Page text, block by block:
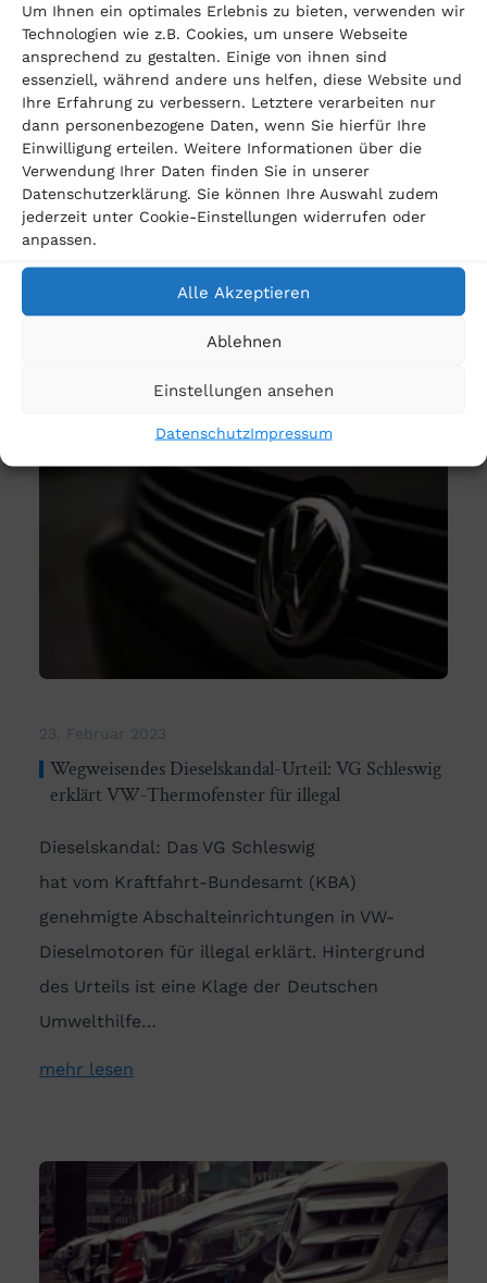
Um Ihnen ein optimales Erlebnis zu bieten, verwenden wir
Technologien wie z.B. Cookies, um unsere Webseite
ansprechend zu gestalten. Einige von ihnen sind
essenziell, während andere uns helfen, diese Website und
Ihre Erfahrung zu verbessern. Letztere verarbeiten nur
dann personenbezogene Daten, wenn Sie hierfür Ihre
Einwilligung erteilen. Weitere Informationen über die
Verwendung Ihrer Daten finden Sie in unserer
Datenschutzerklärung. Sie können Ihre Auswahl zudem
jederzeit unter Cookie-Einstellungen widerrufen oder
anpassen.
Alle Akzeptieren
Ablehnen
Einstellungen ansehen
DatenschutzImpressum
21. März 2023
EuGH urteilt im Dieselskandal: Mercedes-Benz
muss für „Thermofenster“ Schadensersatz leisten
Der Europäische Gerichtshof (EuGH) hat ein
bahnbrechendes Urteil im Dieselskandal gefällt,
auf das Diesel-Fahrer jahrelang gewartet haben.
In einem Verfahren gegen Mercedes-Benz,…
mehr lesen
23. Februar 2023
Wegweisendes Dieselskandal-Urteil: VG Schleswig
erklärt VW-Thermofenster für illegal
Dieselskandal: Das VG Schleswig
hat vom Kraftfahrt-Bundesamt (KBA)
genehmigte Abschalteinrichtungen in VW-
Dieselmotoren für illegal erklärt. Hintergrund
des Urteils ist eine Klage der Deutschen
Umwelthilfe…
mehr lesen